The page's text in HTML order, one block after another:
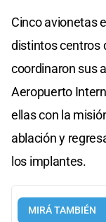
Cinco avionetas
distintos centros
coordinaron sus
Aeropuerto
ellas con la
ablación y
los implantes.
MIRÁ TAMBIÉN